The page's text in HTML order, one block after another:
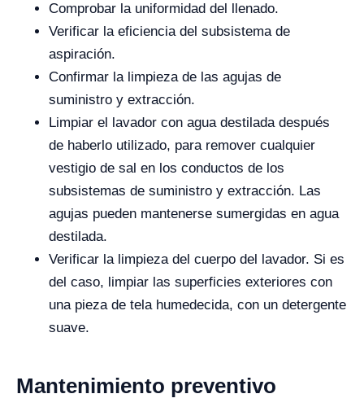
Comprobar la uniformidad del llenado.
Verificar la eficiencia del subsistema de
aspiración.
Confirmar la limpieza de las agujas de
suministro y extracción.
Limpiar el lavador con agua destilada después
de haberlo utilizado, para remover cualquier
vestigio de sal en los conductos de los
subsistemas de suministro y extracción. Las
agujas pueden mantenerse sumergidas en agua
destilada.
Verificar la limpieza del cuerpo del lavador. Si es
del caso, limpiar las superficies exteriores con
una pieza de tela humedecida, con un detergente
suave.
Mantenimiento preventivo